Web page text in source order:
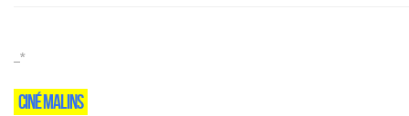
_*
CINÉ MALINS